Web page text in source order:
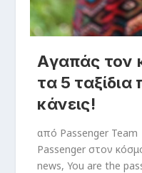
Αγαπάς τον
τα 5 ταξίδια
κάνεις!
από Passenger Team
Passenger στον
news,You are the